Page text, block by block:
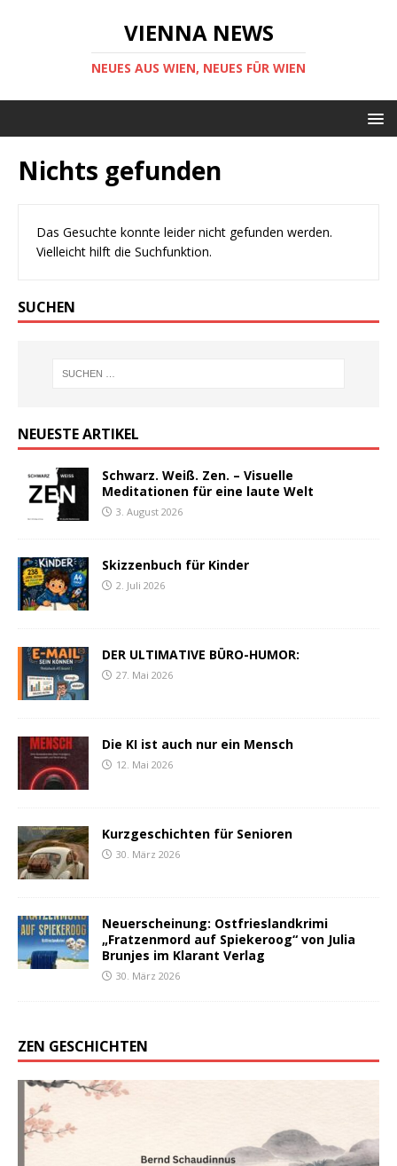
VIENNA NEWS
NEUES AUS WIEN, NEUES FÜR WIEN
Nichts gefunden
Das Gesuchte konnte leider nicht gefunden werden.
Vielleicht hilft die Suchfunktion.
SUCHEN
NEUESTE ARTIKEL
Schwarz. Weiß. Zen. – Visuelle
Meditationen für eine laute Welt
3. August 2026
Skizzenbuch für Kinder
2. Juli 2026
DER ULTIMATIVE BÜRO-HUMOR:
27. Mai 2026
Die KI ist auch nur ein Mensch
12. Mai 2026
Kurzgeschichten für Senioren
30. März 2026
Neuerscheinung: Ostfrieslandkrimi
„Fratzenmord auf Spiekeroog“ von Julia
Brunjes im Klarant Verlag
30. März 2026
ZEN GESCHICHTEN